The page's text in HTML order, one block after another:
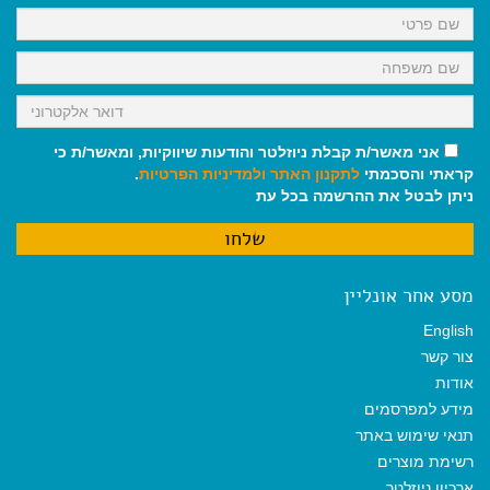
k
p
m
אני מאשר/ת קבלת ניוזלטר והודעות שיווקיות, ומאשר/ת כי
קראתי והסכמתי לתקנון האתר ולמדיניות הפרטיות.
ניתן לבטל את ההרשמה בכל עת
מסע אחר אונליין
English
צור קשר
אודות
מידע למפרסמים
תנאי שימוש באתר
רשימת מוצרים